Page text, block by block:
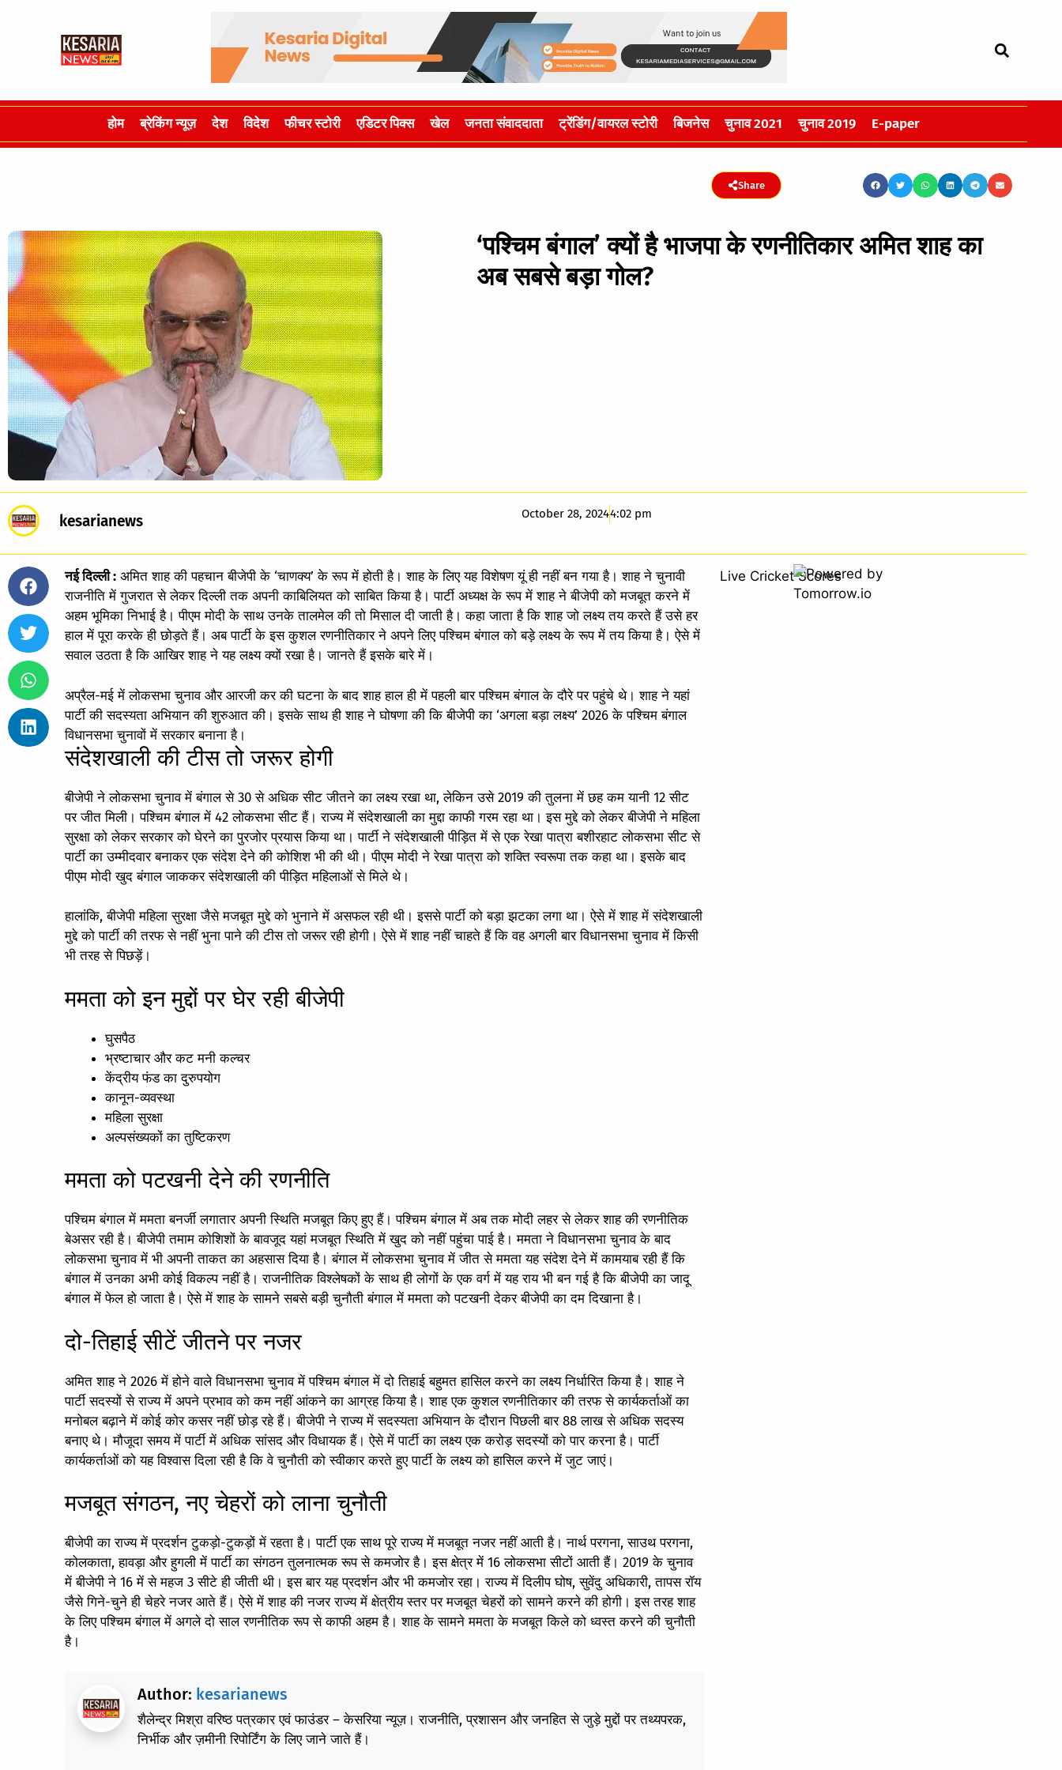
होम ब्रेकिंग न्यूज़ देश विदेश फीचर स्टोरी एडिटर पिक्स खेल जनता संवाददाता ट्रेंडिंग/वायरल स्टोरी बिजनेस चुनाव 2021 चुनाव 2019 E-paper
Share
‘पश्चिम बंगाल’ क्यों है भाजपा के रणनीतिकार अमित शाह का
अब सबसे बड़ा गोल?
kesarianews October 28, 20244:02 pm
नई दिल्ली :अमित शाह की पहचान बीजेपी के ‘चाणक्य’ के रूप में होती है। शाह के लिए यह विशेषण यूं ही नहीं बन गया है। शाह ने चुनावी
राजनीति में गुजरात से लेकर दिल्ली तक अपनी काबिलियत को साबित किया है। पार्टी अध्यक्ष के रूप में शाह ने बीजेपी को मजबूत करने में
अहम भूमिका निभाई है। पीएम मोदी के साथ उनके तालमेल की तो मिसाल दी जाती है। कहा जाता है कि शाह जो लक्ष्य तय करते हैं उसे हर
हाल में पूरा करके ही छोड़ते हैं। अब पार्टी के इस कुशल रणनीतिकार ने अपने लिए पश्चिम बंगाल को बड़े लक्ष्य के रूप में तय किया है। ऐसे में
सवाल उठता है कि आखिर शाह ने यह लक्ष्य क्यों रखा है। जानते हैं इसके बारे में।
अप्रैल-मई में लोकसभा चुनाव और आरजी कर की घटना के बाद शाह हाल ही में पहली बार पश्चिम बंगाल के दौरे पर पहुंचे थे। शाह ने यहां
पार्टी की सदस्यता अभियान की शुरुआत की। इसके साथ ही शाह ने घोषणा की कि बीजेपी का ‘अगला बड़ा लक्ष्य’ 2026 के पश्चिम बंगाल
विधानसभा चुनावों में सरकार बनाना है।
संदेशखाली की टीस तो जरूर होगी
बीजेपी ने लोकसभा चुनाव में बंगाल से 30 से अधिक सीट जीतने का लक्ष्य रखा था, लेकिन उसे 2019 की तुलना में छह कम यानी 12 सीट
पर जीत मिली। पश्चिम बंगाल में 42 लोकसभा सीट हैं। राज्य में संदेशखाली का मुद्दा काफी गरम रहा था। इस मुद्दे को लेकर बीजेपी ने महिला
सुरक्षा को लेकर सरकार को घेरने का पुरजोर प्रयास किया था। पार्टी ने संदेशखाली पीड़ित में से एक रेखा पात्रा बशीरहाट लोकसभा सीट से
पार्टी का उम्मीदवार बनाकर एक संदेश देने की कोशिश भी की थी। पीएम मोदी ने रेखा पात्रा को शक्ति स्वरूपा तक कहा था। इसके बाद
पीएम मोदी खुद बंगाल जाककर संदेशखाली की पीड़ित महिलाओं से मिले थे।
हालांकि, बीजेपी महिला सुरक्षा जैसे मजबूत मुद्दे को भुनाने में असफल रही थी। इससे पार्टी को बड़ा झटका लगा था। ऐसे में शाह में संदेशखाली
मुद्दे को पार्टी की तरफ से नहीं भुना पाने की टीस तो जरूर रही होगी। ऐसे में शाह नहीं चाहते हैं कि वह अगली बार विधानसभा चुनाव में किसी
भी तरह से पिछड़ें।
ममता को इन मुद्दों पर घेर रही बीजेपी
घुसपैठ
भ्रष्टाचार और कट मनी कल्चर
केंद्रीय फंड का दुरुपयोग
कानून-व्यवस्था
महिला सुरक्षा
अल्पसंख्यकों का तुष्टिकरण
ममता को पटखनी देने की रणनीति
पश्चिम बंगाल में ममता बनर्जी लगातार अपनी स्थिति मजबूत किए हुए हैं। पश्चिम बंगाल में अब तक मोदी लहर से लेकर शाह की रणनीतिक
बेअसर रही है। बीजेपी तमाम कोशिशों के बावजूद यहां मजबूत स्थिति में खुद को नहीं पहुंचा पाई है। ममता ने विधानसभा चुनाव के बाद
लोकसभा चुनाव में भी अपनी ताकत का अहसास दिया है। बंगाल में लोकसभा चुनाव में जीत से ममता यह संदेश देने में कामयाब रही हैं कि
बंगाल में उनका अभी कोई विकल्प नहीं है। राजनीतिक विश्लेषकों के साथ ही लोगों के एक वर्ग में यह राय भी बन गई है कि बीजेपी का जादू
बंगाल में फेल हो जाता है। ऐसे में शाह के सामने सबसे बड़ी चुनौती बंगाल में ममता को पटखनी देकर बीजेपी का दम दिखाना है।
दो-तिहाई सीटें जीतने पर नजर
अमित शाह ने 2026 में होने वाले विधानसभा चुनाव में पश्चिम बंगाल में दो तिहाई बहुमत हासिल करने का लक्ष्य निर्धारित किया है। शाह ने
पार्टी सदस्यों से राज्य में अपने प्रभाव को कम नहीं आंकने का आग्रह किया है। शाह एक कुशल रणनीतिकार की तरफ से कार्यकर्ताओं का
मनोबल बढ़ाने में कोई कोर कसर नहीं छोड़ रहे हैं। बीजेपी ने राज्य में सदस्यता अभियान के दौरान पिछली बार 88 लाख से अधिक सदस्य
बनाए थे। मौजूदा समय में पार्टी में अधिक सांसद और विधायक हैं। ऐसे में पार्टी का लक्ष्य एक करोड़ सदस्यों को पार करना है। पार्टी
कार्यकर्ताओं को यह विश्वास दिला रही है कि वे चुनौती को स्वीकार करते हुए पार्टी के लक्ष्य को हासिल करने में जुट जाएं।
मजबूत संगठन, नए चेहरों को लाना चुनौती
बीजेपी का राज्य में प्रदर्शन टुकड़ो-टुकड़ों में रहता है। पार्टी एक साथ पूरे राज्य में मजबूत नजर नहीं आती है। नार्थ परगना, साउथ परगना,
कोलकाता, हावड़ा और हुगली में पार्टी का संगठन तुलनात्मक रूप से कमजोर है। इस क्षेत्र में 16 लोकसभा सीटों आती हैं। 2019 के चुनाव
में बीजेपी ने 16 में से महज 3 सीटे ही जीती थी। इस बार यह प्रदर्शन और भी कमजोर रहा। राज्य में दिलीप घोष, सुवेंदु अधिकारी, तापस रॉय
जैसे गिने-चुने ही चेहरे नजर आते हैं। ऐसे में शाह की नजर राज्य में क्षेत्रीय स्तर पर मजबूत चेहरों को सामने करने की होगी। इस तरह शाह
के लिए पश्चिम बंगाल में अगले दो साल रणनीतिक रूप से काफी अहम है। शाह के सामने ममता के मजबूत किले को ध्वस्त करने की चुनौती
है।
Author: kesarianews
शैलेन्द्र मिश्रा वरिष्ठ पत्रकार एवं फाउंडर – केसरिया न्यूज़। राजनीति, प्रशासन और जनहित से जुड़े मुद्दों पर तथ्यपरक,
निर्भीक और ज़मीनी रिपोर्टिंग के लिए जाने जाते हैं।
Live Cricket Scores